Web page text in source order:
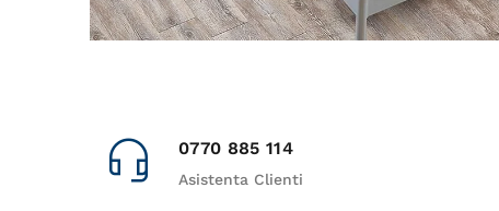
0770 885 114
Asistenta Clienti